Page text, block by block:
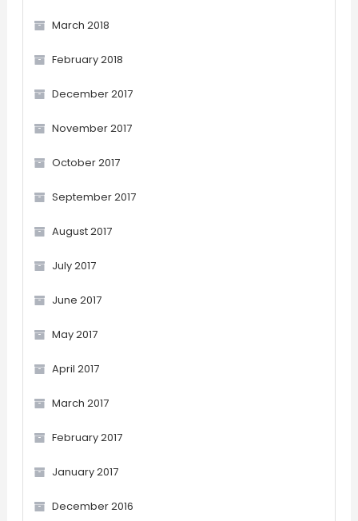
March 2018
February 2018
December 2017
November 2017
October 2017
September 2017
August 2017
July 2017
June 2017
May 2017
April 2017
March 2017
February 2017
January 2017
December 2016